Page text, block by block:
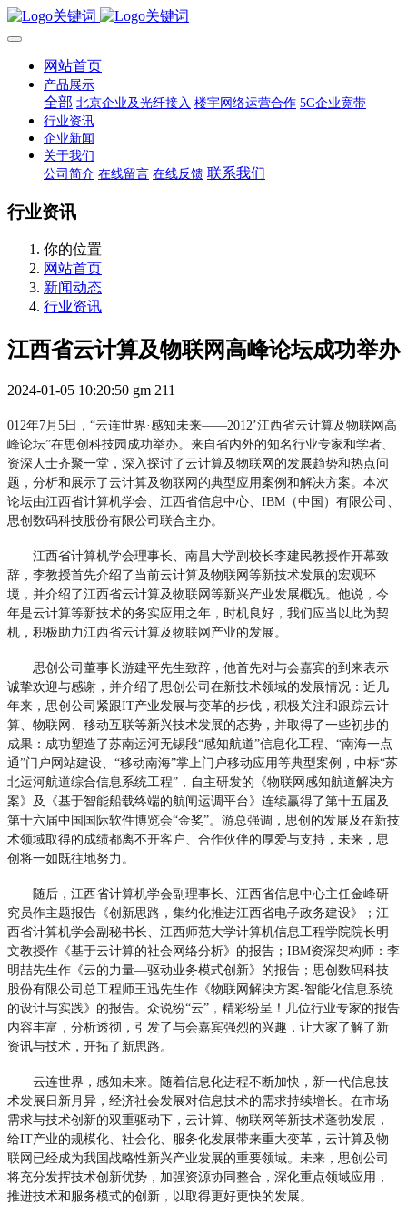
网站首页
产品展示
全部 北京企业及光纤接入 楼宇网络运营合作 5G企业宽带
行业资讯
企业新闻
关于我们
公司简介 在线留言 在线反馈 联系我们
行业资讯
你的位置
网站首页
新闻动态
行业资讯
江西省云计算及物联网高峰论坛成功举办
2024-01-05 10:20:50 gm 211
012年7月5日，“云连世界·感知未来——2012’江西省云计算及物联网高
峰论坛”在思创科技园成功举办。来自省内外的知名行业专家和学者、
资深人士齐聚一堂，深入探讨了云计算及物联网的发展趋势和热点问
题，分析和展示了云计算及物联网的典型应用案例和解决方案。本次
论坛由江西省计算机学会、江西省信息中心、IBM（中国）有限公司、
思创数码科技股份有限公司联合主办。
江西省计算机学会理事长、南昌大学副校长李建民教授作开幕致
辞，李教授首先介绍了当前云计算及物联网等新技术发展的宏观环
境，并介绍了江西省云计算及物联网等新兴产业发展概况。他说，今
年是云计算等新技术的务实应用之年，时机良好，我们应当以此为契
机，积极助力江西省云计算及物联网产业的发展。
思创公司董事长游建平先生致辞，他首先对与会嘉宾的到来表示
诚挚欢迎与感谢，并介绍了思创公司在新技术领域的发展情况：近几
年来，思创公司紧跟IT产业发展与变革的步伐，积极关注和跟踪云计
算、物联网、移动互联等新兴技术发展的态势，并取得了一些初步的
成果：成功塑造了苏南运河无锡段“感知航道”信息化工程、“南海一点
通”门户网站建设、“移动南海”掌上门户移动应用等典型案例，中标“苏
北运河航道综合信息系统工程”，自主研发的《物联网感知航道解决方
案》及《基于智能船载终端的航闸运调平台》连续赢得了第十五届及
第十六届中国国际软件博览会“金奖”。游总强调，思创的发展及在新技
术领域取得的成绩都离不开客户、合作伙伴的厚爱与支持，未来，思
创将一如既往地努力。
随后，江西省计算机学会副理事长、江西省信息中心主任金峰研
究员作主题报告《创新思路，集约化推进江西省电子政务建设》；江
西省计算机学会副秘书长、江西师范大学计算机信息工程学院院长明
文教授作《基于云计算的社会网络分析》的报告；IBM资深架构师：李
明喆先生作《云的力量—驱动业务模式创新》的报告；思创数码科技
股份有限公司总工程师王迅先生作《物联网解决方案-智能化信息系统
的设计与实践》的报告。众说纷“云”，精彩纷呈！几位行业专家的报告
内容丰富，分析透彻，引发了与会嘉宾强烈的兴趣，让大家了解了新
资讯与技术，开拓了新思路。
云连世界，感知未来。随着信息化进程不断加快，新一代信息技
术发展日新月异，经济社会发展对信息技术的需求持续增长。在市场
需求与技术创新的双重驱动下，云计算、物联网等新技术蓬勃发展，
给IT产业的规模化、社会化、服务化发展带来重大变革，云计算及物
联网已经成为我国战略性新兴产业发展的重要领域。未来，思创公司
将充分发挥技术创新优势，加强资源协同整合，深化重点领域应用，
推进技术和服务模式的创新，以取得更好更快的发展。